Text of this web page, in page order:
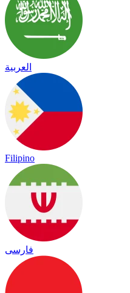
العربية
Filipino
فارسی